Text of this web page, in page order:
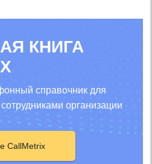
КНИГА
справочник для
организации
CallMetrix